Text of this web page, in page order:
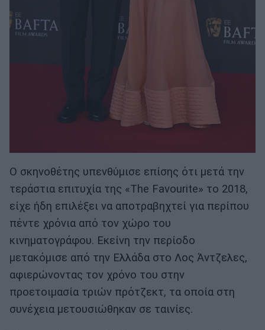
Ο σκηνοθέτης υπενθύμισε επίσης ότι μετά την
τεράστια επιτυχία της «The Favourite» το 2018,
είχε ήδη επιλέξει να αποτραβηχτεί για περίπου
πέντε χρόνια από τον χώρο του
κινηματογράφου. Εκείνη την περίοδο
μετακόμισε από την Ελλάδα στο Λος Άντζελες,
αφιερώνοντας τον χρόνο του στην
προετοιμασία τριών πρότζεκτ, τα οποία στη
συνέχεια μετουσιώθηκαν σε ταινίες.